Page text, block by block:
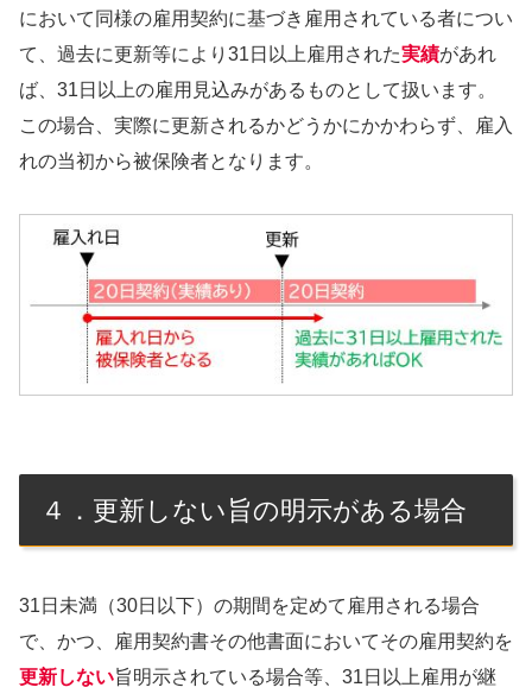
において同様の雇用契約に基づき雇用されている者につい
て、過去に更新等により31日以上雇用された実績があれ
ば、31日以上の雇用見込みがあるものとして扱います。
この場合、実際に更新されるかどうかにかかわらず、雇入
れの当初から被保険者となります。
４．更新しない旨の明示がある場合
31日未満（30日以下）の期間を定めて雇用される場合
で、かつ、雇用契約書その他書面においてその雇用契約を
更新しない旨明示されている場合等、31日以上雇用が継